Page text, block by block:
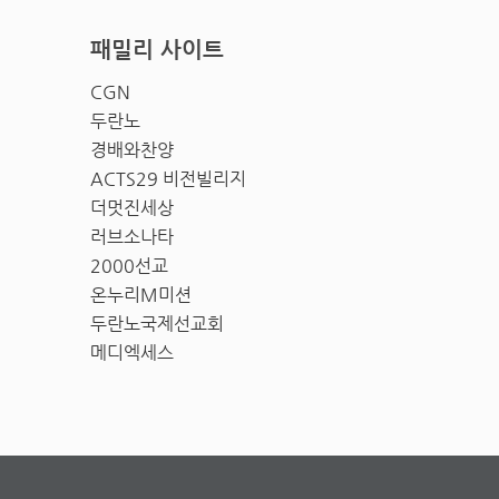
패밀리 사이트
CGN
두란노
경배와찬양
ACTS29 비전빌리지
더멋진세상
러브소나타
2000선교
온누리M미션
두란노국제선교회
메디엑세스